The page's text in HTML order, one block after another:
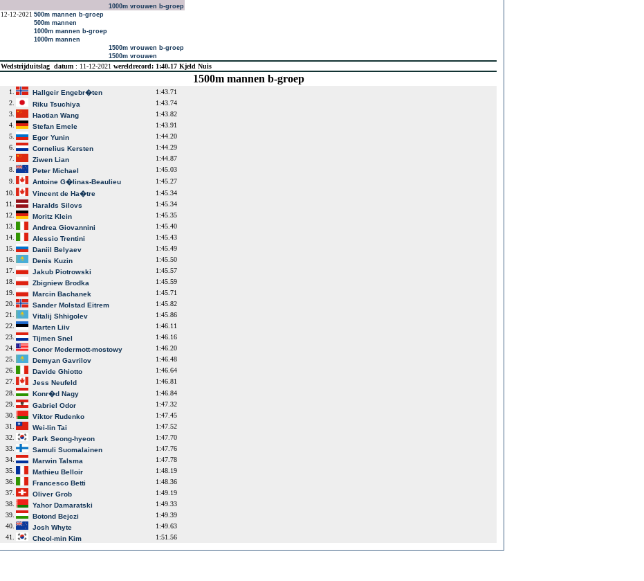
1000m vrouwen b-groep
12-12-2021 500m mannen b-groep
500m mannen
1000m mannen b-groep
1000m mannen
1500m vrouwen b-groep
1500m vrouwen
Wedstrijduitslag datum : 11-12-2021 wereldrecord: 1:40.17 Kjeld Nuis
1500m mannen b-groep
1. Hallgeir Engebr�ten
1:43.71
2.
Riku Tsuchiya
1:43.74
3.
Haotian Wang
1:43.82
4.
Stefan Emele
1:43.91
5.
Egor Yunin
1:44.20
6.
Cornelius Kersten
1:44.29
7.
Ziwen Lian
1:44.87
8.
Peter Michael
1:45.03
9.
Antoine G�linas-Beaulieu
1:45.27
10.
Vincent de Ha�tre
1:45.34
11.
Haralds Silovs
1:45.34
12.
Moritz Klein
1:45.35
13.
Andrea Giovannini
1:45.40
14.
Alessio Trentini
1:45.43
15.
Daniil Belyaev
1:45.49
16.
Denis Kuzin
1:45.50
17.
Jakub Piotrowski
1:45.57
18.
Zbigniew Brodka
1:45.59
19.
Marcin Bachanek
1:45.71
20.
Sander Molstad Eitrem
1:45.82
21.
Vitalij Shhigolev
1:45.86
22.
Marten Liiv
1:46.11
23.
Tijmen Snel
1:46.16
24.
Conor Mcdermott-mostowy
1:46.20
25.
Demyan Gavrilov
1:46.48
26.
Davide Ghiotto
1:46.64
27.
Jess Neufeld
1:46.81
28.
Konr�d Nagy
1:46.84
29.
Gabriel Odor
1:47.32
30.
Viktor Rudenko
1:47.45
31.
Wei-lin Tai
1:47.52
32.
Park Seong-hyeon
1:47.70
33.
Samuli Suomalainen
1:47.76
34.
Marwin Talsma
1:47.78
35.
Mathieu Belloir
1:48.19
36.
Francesco Betti
1:48.36
37.
Oliver Grob
1:49.19
38.
Yahor Damaratski
1:49.33
39.
Botond Bejczi
1:49.39
40.
Josh Whyte
1:49.63
41.
Cheol-min Kim 1:51.56